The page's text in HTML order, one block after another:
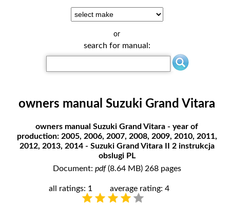
or
search for manual:
owners manual Suzuki Grand Vitara
owners manual Suzuki Grand Vitara - year of
production: 2005, 2006, 2007, 2008, 2009, 2010, 2011,
2012, 2013, 2014 - Suzuki Grand Vitara II 2 instrukcja
obslugi PL
Document: pdf(8.64 MB) 268 pages
all ratings: 1 average rating: 4